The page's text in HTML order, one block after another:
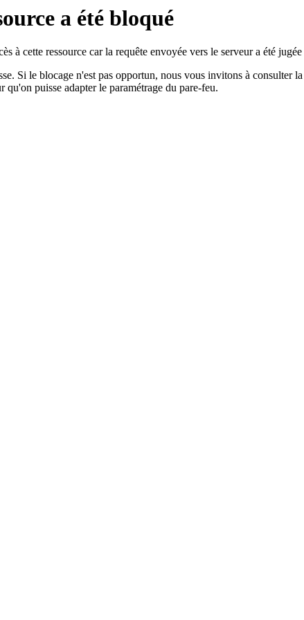
a été bloqué
à cette ressource car la requête envoyée vers le serveur a été jugée
Si le blocage n'est pas opportun, nous vous invitons à consulter
puisse adapter le paramétrage du pare-feu.